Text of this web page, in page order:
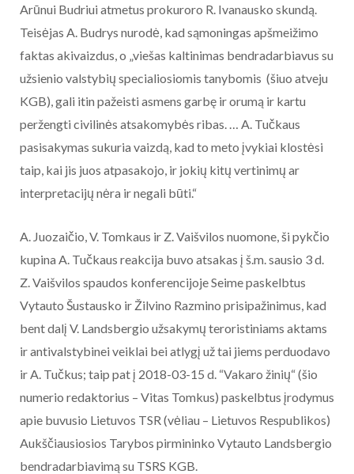
Arūnui Budriui atmetus prokuroro R. Ivanausko skundą.
Teisėjas A. Budrys nurodė, kad sąmoningas apšmeižimo
faktas akivaizdus, o „viešas kaltinimas bendradarbiavus su
užsienio valstybių specialiosiomis tanybomis (šiuo atveju
KGB), gali itin pažeisti asmens garbę ir orumą ir kartu
peržengti civilinės atsakomybės ribas. … A. Tučkaus
pasisakymas sukuria vaizdą, kad to meto įvykiai klostėsi
taip, kai jis juos atpasakojo, ir jokių kitų vertinimų ar
interpretacijų nėra ir negali būti.“
A. Juozaičio, V. Tomkaus ir Z. Vaišvilos nuomone, ši pykčio
kupina A. Tučkaus reakcija buvo atsakas į š.m. sausio 3 d.
Z. Vaišvilos spaudos konferencijoje Seime paskelbtus
Vytauto Šustausko ir Žilvino Razmino prisipažinimus, kad
bent dalį V. Landsbergio užsakymų teroristiniams aktams
ir antivalstybinei veiklai bei atlygį už tai jiems perduodavo
ir A. Tučkus; taip pat į 2018-03-15 d. “Vakaro žinių“ (šio
numerio redaktorius – Vitas Tomkus) paskelbtus įrodymus
apie buvusio Lietuvos TSR (vėliau – Lietuvos Respublikos)
Aukščiausiosios Tarybos pirmininko Vytauto Landsbergio
bendradarbiavimą su TSRS KGB.